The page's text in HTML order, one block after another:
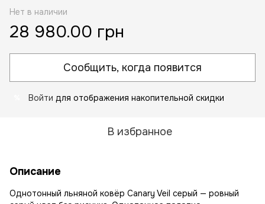
Нет в наличии
28 980.00 грн
Сообщить, когда появится
Войти для отображения накопительной скидки
В избранное
Описание
Однотонный льняной ковёр Canary Veil серый — ровный